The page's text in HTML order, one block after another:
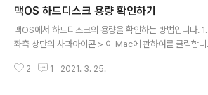
om.google.android.apps.ads.publisher
맥OS 하드디스크 용량 확인하기
맥OS에서 하드디스크의 용량을 확인하는 방법입니다. 1.
좌측 상단의 사과아이콘 > 이 Mac에 관하여를 클릭합니
나면 저장 공간을 확인 할 수 있습니다.
2 1 2021. 3. 25.